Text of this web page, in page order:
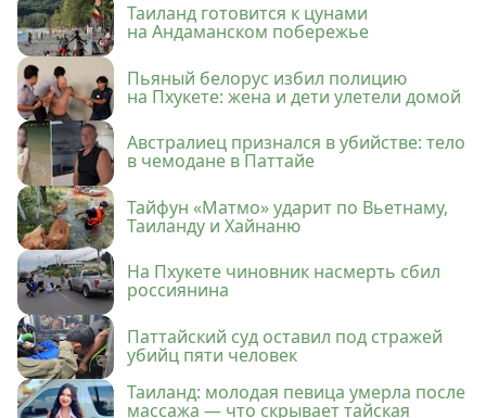
Таиланд готовится к цунами
на Андаманском побережье
Пьяный белорус избил полицию
на Пхукете: жена и дети улетели домой
Австралиец признался в убийстве: тело
в чемодане в Паттайе
Тайфун «Матмо» ударит по Вьетнаму,
Таиланду и Хайнаню
На Пхукете чиновник насмерть сбил
россиянина
Паттайский суд оставил под стражей
убийц пяти человек
Таиланд: молодая певица умерла после
массажа — что скрывает тайская